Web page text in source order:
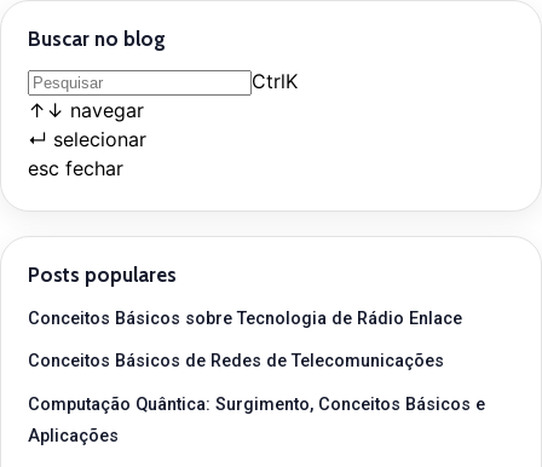
Buscar no blog
CtrlK
↑ ↓ navegar
↵ selecionar
esc fechar
Posts populares
Conceitos Básicos sobre Tecnologia de Rádio Enlace
Conceitos Básicos de Redes de Telecomunicações
Computação Quântica: Surgimento, Conceitos Básicos e
Aplicações